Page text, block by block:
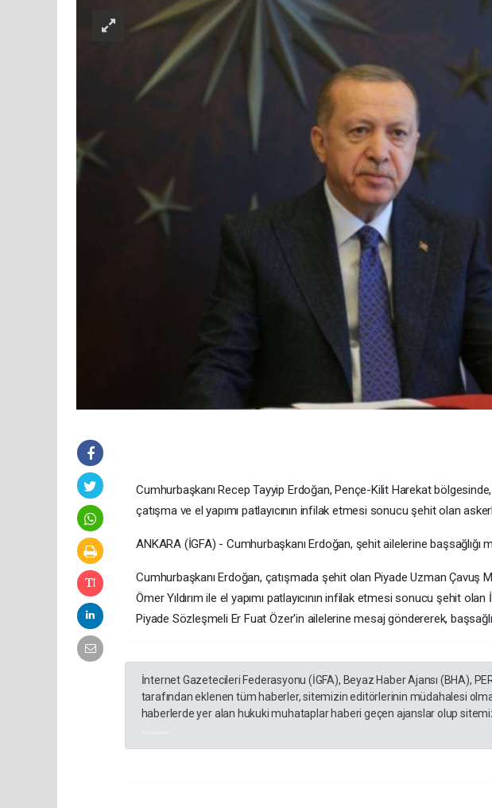
Cumhurbaşkanı Recep Tayyip Erdoğan, Pençe-Kilit Harekat
çatışma ve el yapımı patlayıcının infilak etmesi sonucu şehit olan
ANKARA (İGFA) - Cumhurbaşkanı Erdoğan, şehit ailelerine başsağlığı
Cumhurbaşkanı Erdoğan, çatışmada şehit olan Piyade Uzman Çavuş
Ömer Yıldırım ile el yapımı patlayıcının infilak etmesi sonucu şehit
Piyade Sözleşmeli Er Fuat Özer'in ailelerine mesaj göndererek,
İnternet Gazetecileri Federasyonu (İGFA), Beyaz Haber Ajansı (BHA),
tarafından eklenen tüm haberler, sitemizin editörlerinin müdahalesi
haberlerde yer alan hukuki muhataplar haberi geçen ajanslar olup